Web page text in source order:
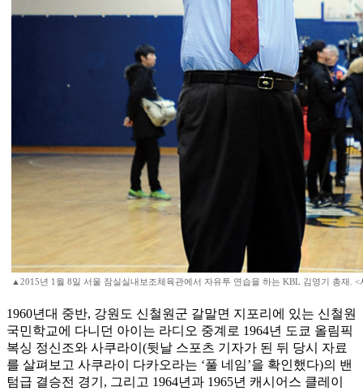
▲2015년 1월 8일 서울 잠실실내보조체육관에서 자유투 연습을 하는 KBL 김영기 총재. <
1960년대 중반, 강원도 신철원군 갈말면 지포리에 있는 신철원
국민학교에 다니던 아이는 라디오 중계로 1964년 도쿄 올림픽
복싱 정신조와 사쿠라이(뒷날 스포츠 기자가 된 뒤 당시 자료
를 살펴보고 사쿠라이 다카오라는 ‘풀 네임’을 확인했다)의 밴
텀급 결승전 경기, 그리고 1964년과 1965년 캐시어스 클레이